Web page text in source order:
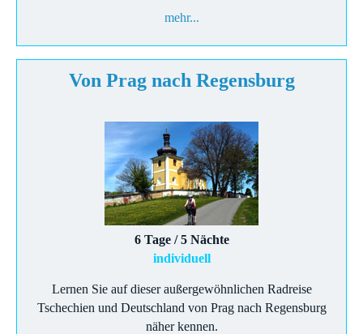
mehr...
Von Prag nach Regensburg
6 Tage / 5 Nächte
individuell
Lernen Sie auf dieser außergewöhnlichen Radreise
Tschechien und Deutschland von Prag nach Regensburg
näher kennen.